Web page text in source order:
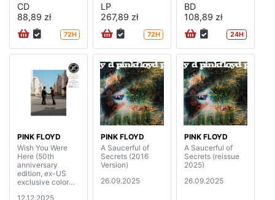
CD
88,89 zł
72H
LP
267,89 zł
72H
BD
108,89 zł
24H
PINK FLOYD
Wish You Were
Here (50th
anniversary
edition, ex-US
exclusive color
12.12.2025
PINK FLOYD
A Saucerful of
Secrets (2016
Version)
26.09.2025
PINK FLOYD
A Saucerful of
Secrets (reissue
2025)
26.09.2025